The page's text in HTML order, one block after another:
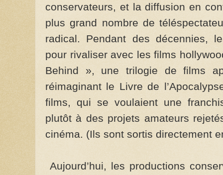
conservateurs, et la diffusion en
plus grand nombre de
radical. Pendant des décennies,
pour rivaliser avec les films
Behind », une trilogie de films
réimaginant le Livre de
films, qui se voulaient une
plutôt à des projets amateurs
cinéma. (Ils sont sortis directement
Aujourd’hui, les productions